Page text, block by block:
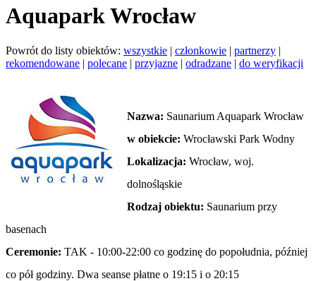
Aquapark Wrocław
Powrót do listy obiektów: wszystkie | członkowie | partnerzy |
rekomendowane | polecane | przyjazne | odradzane | do weryfikacji
Nazwa: Saunarium Aquapark Wrocław
w obiekcie: Wrocławski Park Wodny
Lokalizacja: Wrocław, woj.
dolnośląskie
Rodzaj obiektu: Saunarium przy
basenach
Ceremonie: TAK - 10:00-22:00 co godzinę do popołudnia, później
co pół godziny. Dwa seanse płatne o 19:15 i o 20:15